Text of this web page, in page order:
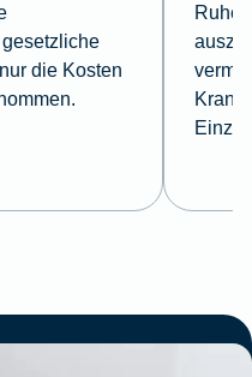
die Kosten
Ruhe,